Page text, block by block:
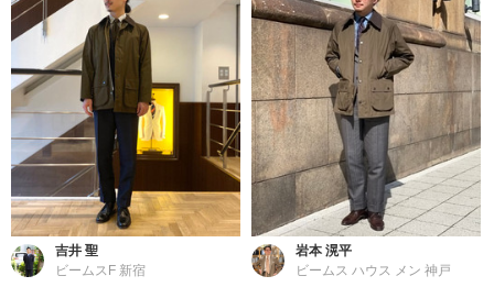
吉井 聖
ビームスF 新宿
岩本 滉平
ビームス ハウス メン 神戸